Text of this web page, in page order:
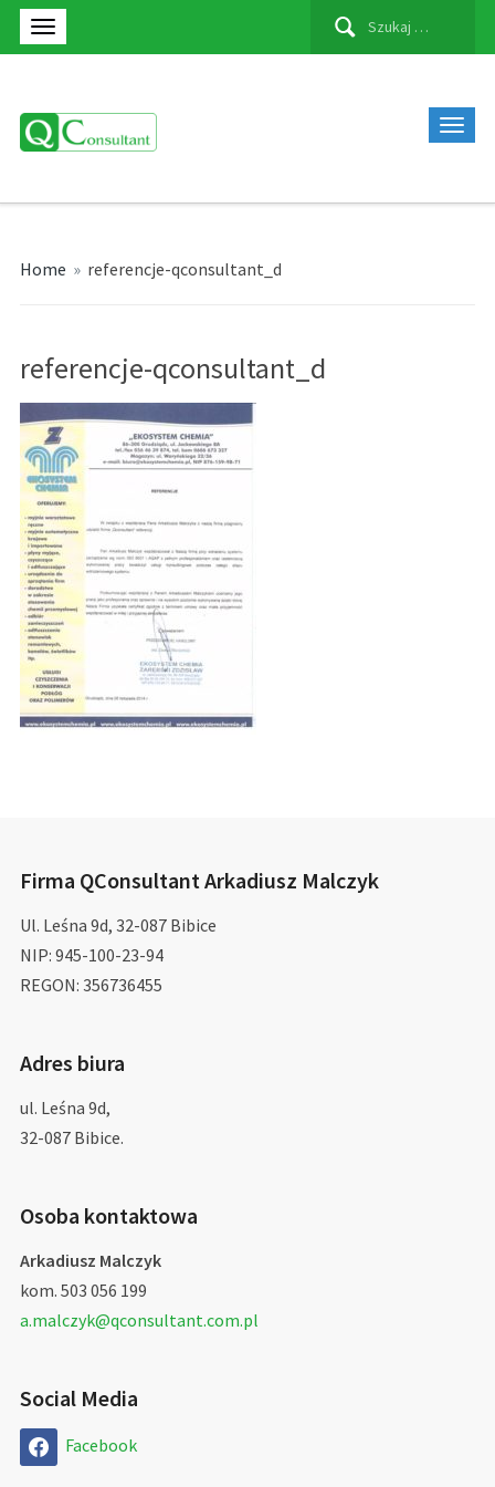
Szukaj:
Home » referencje-qconsultant_d
referencje-qconsultant_d
Firma QConsultant Arkadiusz Malczyk
Ul. Leśna 9d, 32-087 Bibice
NIP: 945-100-23-94
REGON: 356736455
Adres biura
ul. Leśna 9d,
32-087 Bibice.
Osoba kontaktowa
Arkadiusz Malczyk
kom. 503 056 199
a.malczyk@qconsultant.com.pl
Social Media
Facebook